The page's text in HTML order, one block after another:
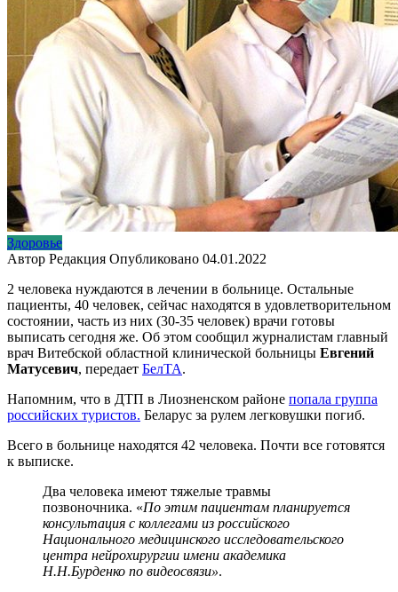
Здоровье
Автор Редакция Опубликовано 04.01.2022
2 человека нуждаются в лечении в больнице. Остальные
пациенты, 40 человек, сейчас находятся в удовлетворительном
состоянии, часть из них (30-35 человек) врачи готовы
выписать сегодня же. Об этом сообщил журналистам главный
врач Витебской областной клинической больницы Евгений
Матусевич, передает БелТА.
Напомним, что в ДТП в Лиозненском районе попала группа
российских туристов. Беларус за рулем легковушки погиб.
Всего в больнице находятся 42 человека. Почти все готовятся
к выписке.
Два человека имеют тяжелые травмы
позвоночника. «По этим пациентам планируется
консультация с коллегами из российского
Национального медицинского исследовательского
центра нейрохирургии имени академика
Н.Н.Бурденко по видеосвязи».